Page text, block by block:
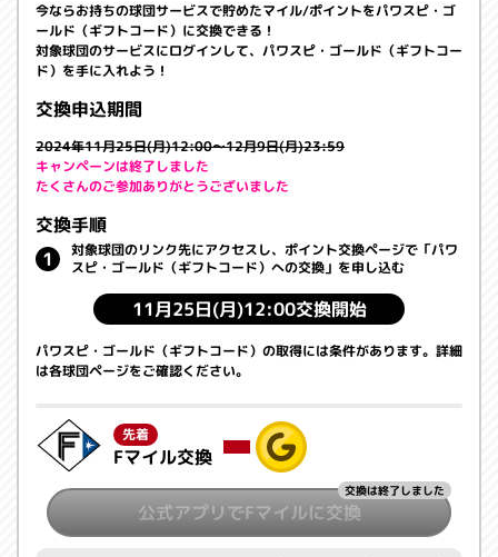
今ならお持ちの球団サービスで貯めたマイル/ポイントをパワスピ・ゴ
ールド（ギフトコード）に交換できる！
対象球団のサービスにログインして、パワスピ・ゴールド（ギフトコー
ド）を手に入れよう！
交換申込期間
2024年11月25日(月)12:00～12月9日(月)23:59
キャンペーンは終了しました
たくさんのご参加ありがとうございました
交換手順
対象球団のリンク先にアクセスし、ポイント交換ページで「パワ
スピ・ゴールド（ギフトコード）への交換」を申し込む
11月25日(月)12:00交換開始
パワスピ・ゴールド（ギフトコード）の取得には条件があります。詳細
は各球団ページをご確認ください。
先着
Fマイル交換
公式アプリでFマイルに交換
交換は終了しました